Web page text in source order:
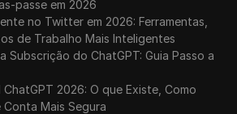
passe em 2026
no Twitter em 2026: Ferramentas,
de Trabalho Mais Inteligentes
Subscrição do ChatGPT: Guia Passo a
2026: O que Existe, Como
Mais Segura